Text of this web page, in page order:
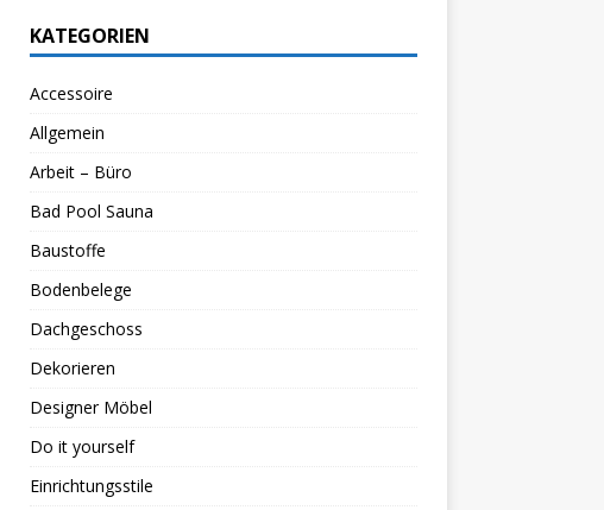
KATEGORIEN
Accessoire
Allgemein
Arbeit – Büro
Bad Pool Sauna
Baustoffe
Bodenbelege
Dachgeschoss
Dekorieren
Designer Möbel
Do it yourself
Einrichtungsstile